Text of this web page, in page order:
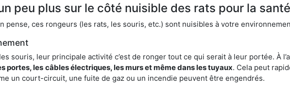
peu plus sur le côté nuisible des rats pour la santé
pense, ces rongeurs (les rats, les souris, etc.) sont nuisibles à votre
souris, leur principale activité c’est de ronger tout ce qui serait à leur portée. À
portes, les câbles électriques, les murs et même dans les tuyaux. Cela peut
un court-circuit, une fuite de gaz ou un incendie peuvent être engendrés.